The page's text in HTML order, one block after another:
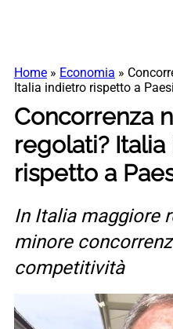
Home » Economia »
Italia indietro rispetto a
Concorrenza
regolati?
rispetto a
In Italia maggiore
minore
competitività